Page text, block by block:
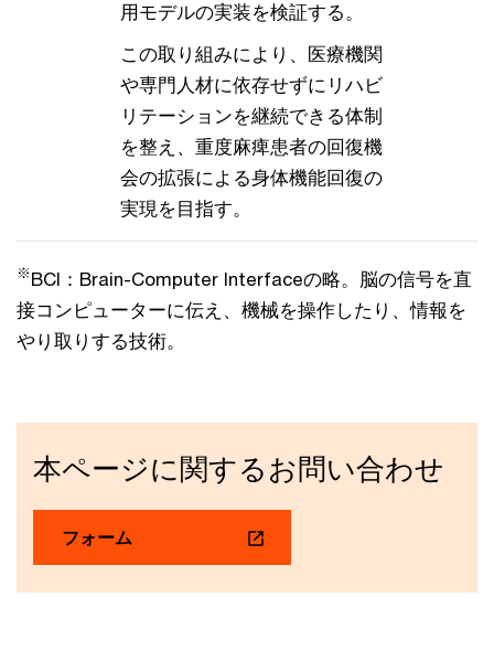
用モデルの実装を検証する。
この取り組みにより、医療機関
や専門人材に依存せずにリハビ
リテーションを継続できる体制
を整え、重度麻痺患者の回復機
会の拡張による身体機能回復の
実現を目指す。
※BCI：Brain-Computer Interfaceの略。脳の信号を直
接コンピューターに伝え、機械を操作したり、情報を
やり取りする技術。
本ページに関するお問い合わせ
フォーム